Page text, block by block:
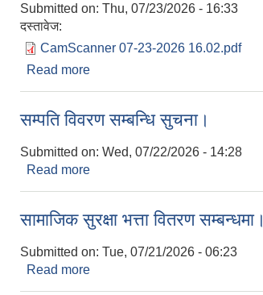
Submitted on: Thu, 07/23/2026 - 16:33
दस्तावेज:
CamScanner 07-23-2026 16.02.pdf
Read more
सम्पति विवरण सम्बन्धि सुचना।
Submitted on: Wed, 07/22/2026 - 14:28
Read more
सामाजिक सुरक्षा भत्ता वितरण सम्बन्धमा।
Submitted on: Tue, 07/21/2026 - 06:23
Read more